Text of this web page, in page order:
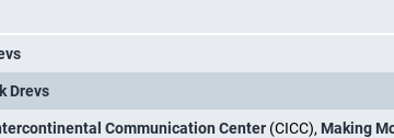
Drevs
Communication Center (CICC), Making